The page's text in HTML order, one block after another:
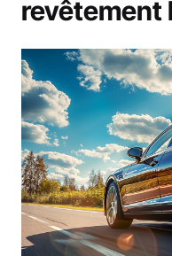
revêtement